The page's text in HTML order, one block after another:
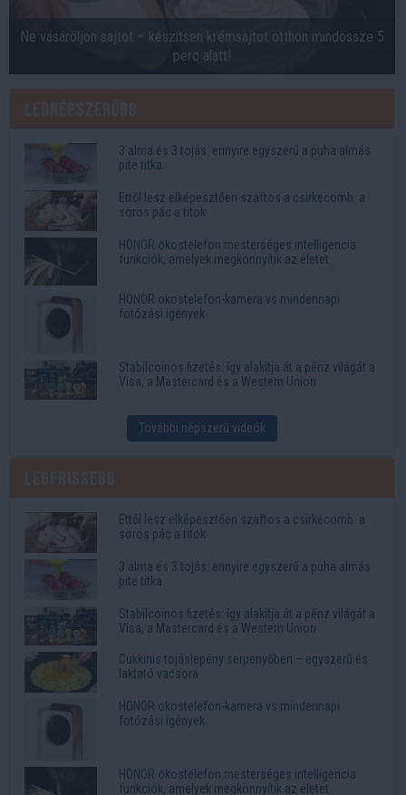
Ne vásároljon sajtot – készítsen krémsajtot otthon mindössze 5
perc alatt!
3 alma és 3 tojás: ennyire egyszerű a puha almás
pite titka
Ettől lesz elképesztően szaftos a csirkecomb: a
sörös pác a titok
HONOR okostelefon mesterséges intelligencia
funkciók, amelyek megkönnyítik az életet
HONOR okostelefon-kamera vs mindennapi
fotózási igények
Stabilcoinos fizetés: így alakítja át a pénz világát a
Visa, a Mastercard és a Western Union
További népszerű videók
Ettől lesz elképesztően szaftos a csirkecomb: a
sörös pác a titok
3 alma és 3 tojás: ennyire egyszerű a puha almás
pite titka
Stabilcoinos fizetés: így alakítja át a pénz világát a
Visa, a Mastercard és a Western Union
Cukkinis tojáslepény serpenyőben – egyszerű és
laktató vacsora
HONOR okostelefon-kamera vs mindennapi
fotózási igények
HONOR okostelefon mesterséges intelligencia
funkciók, amelyek megkönnyítik az életet